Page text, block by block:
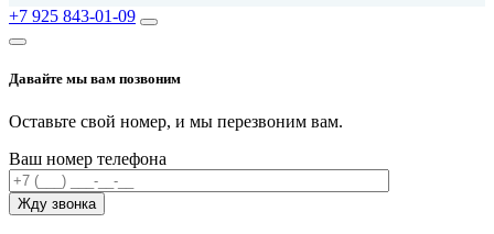
+7 925 843-01-09
Давайте мы вам позвоним
Оставьте свой номер, и мы перезвоним вам.
Ваш номер телефона